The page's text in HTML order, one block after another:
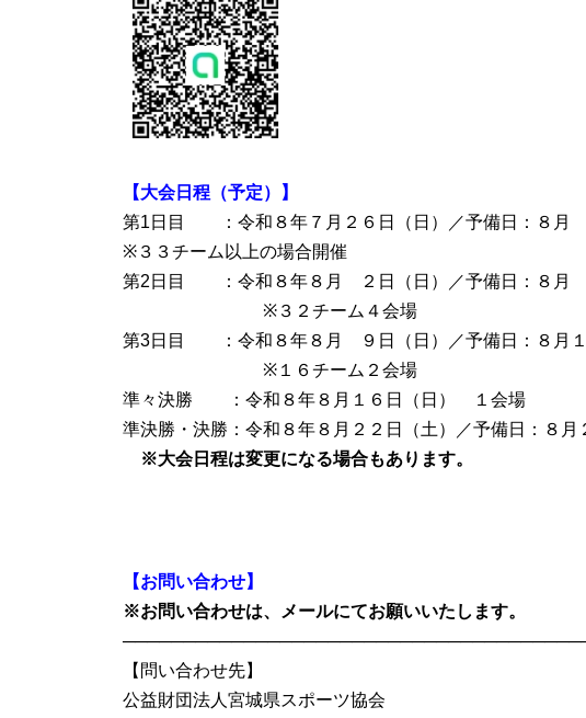
【大会日程（予定）】
第1日目 ：令和８年７月２６日（日）／予備日：８月
※３３チーム以上の場合開催
第2日目 ：令和８年８月 ２日（日）／予備日：８月
※３２チーム４会場
第3日目 ：令和８年８月 ９日（日）／予備日：８月１
※１６チーム２会場
準々決勝 ：令和８年８月１６日（日） １会場
準決勝・決勝：令和８年８月２２日（土）／予備日：８月
※大会日程は変更になる場合もあります。
【お問い合わせ】
※お問い合わせは、メールにてお願いいたします。
【問い合わせ先】
公益財団法人宮城県スポーツ協会